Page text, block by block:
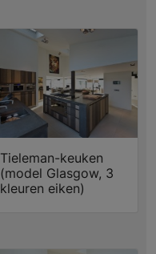
Tieleman-keuken
(model Glasgow, 3
kleuren eiken)